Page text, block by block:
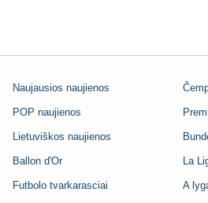
Naujausios naujienos
POP naujienos
Lietuviškos naujienos
Ballon d'Or
Futbolo tvarkarasciai
La
A